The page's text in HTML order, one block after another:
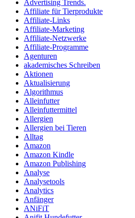
Advertising Trends.
Affiliate für Tierprodukte
Affiliate-Links
Affiliate-Marketing
Affiliate-Netzwerke
Affiliate-Programme
Agenturen
akademisches Schreiben
Aktionen
Aktualisierung
Algorithmus
Alleinfutter
Alleinfuttermittel
Allergien
Allergien bei Tieren
Alltag
Amazon
Amazon Kindle
Amazon Publishing
Analyse
Analysetools
Analytics
Anfänger
ANiFiT